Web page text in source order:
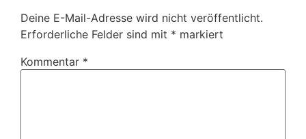
Deine E-Mail-Adresse wird nicht veröffentlicht.
Erforderliche Felder sind mit * markiert
Kommentar *